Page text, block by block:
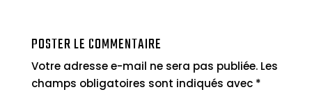
POSTER LE COMMENTAIRE
Votre adresse e-mail ne sera pas publiée. Les
champs obligatoires sont indiqués avec *